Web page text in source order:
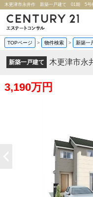
TOPページ > 物件検索 > 新築一
新築一戸建て 木更津市
3,190万円